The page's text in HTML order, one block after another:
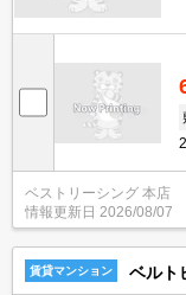
ベストリーシング 本店
情報更新日 2026/08/07
賃貸マンション ベルト